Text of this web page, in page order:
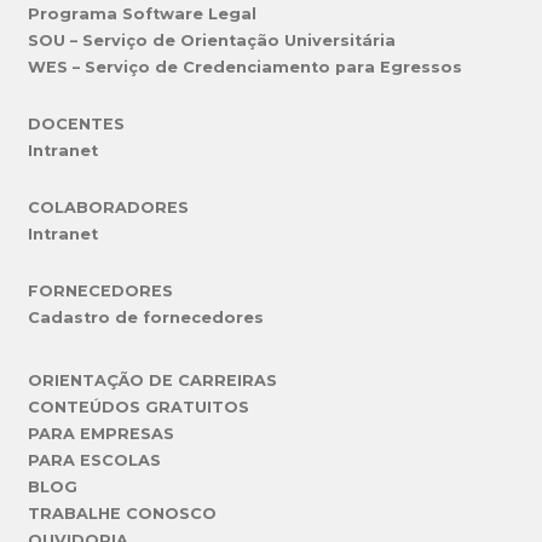
Programa Software Legal
SOU – Serviço de Orientação Universitária
WES – Serviço de Credenciamento para Egressos
DOCENTES
Intranet
COLABORADORES
Intranet
FORNECEDORES
Cadastro de fornecedores
ORIENTAÇÃO DE CARREIRAS
CONTEÚDOS GRATUITOS
PARA EMPRESAS
PARA ESCOLAS
BLOG
TRABALHE CONOSCO